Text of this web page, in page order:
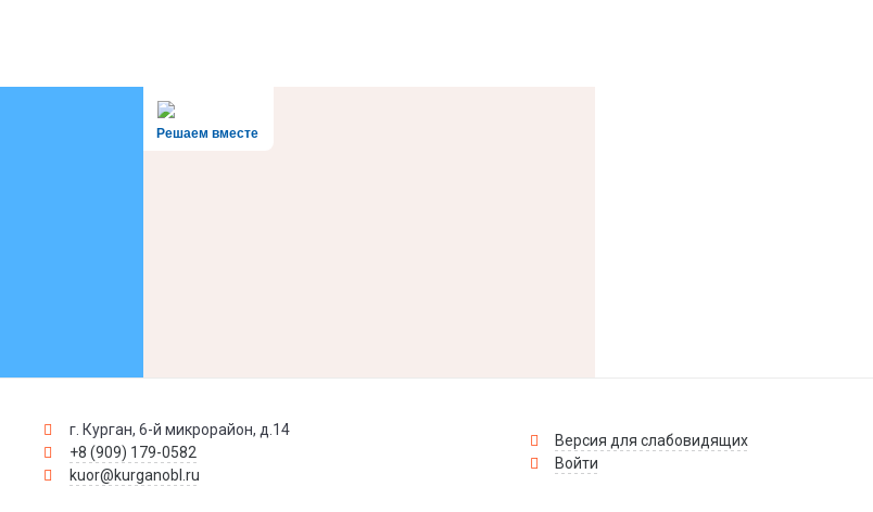
Решаем вместе
г. Курган, 6-й микрорайон, д.14
+8 (909) 179-0582
kuor@kurganobl.ru
Версия для слабовидящих
Войти